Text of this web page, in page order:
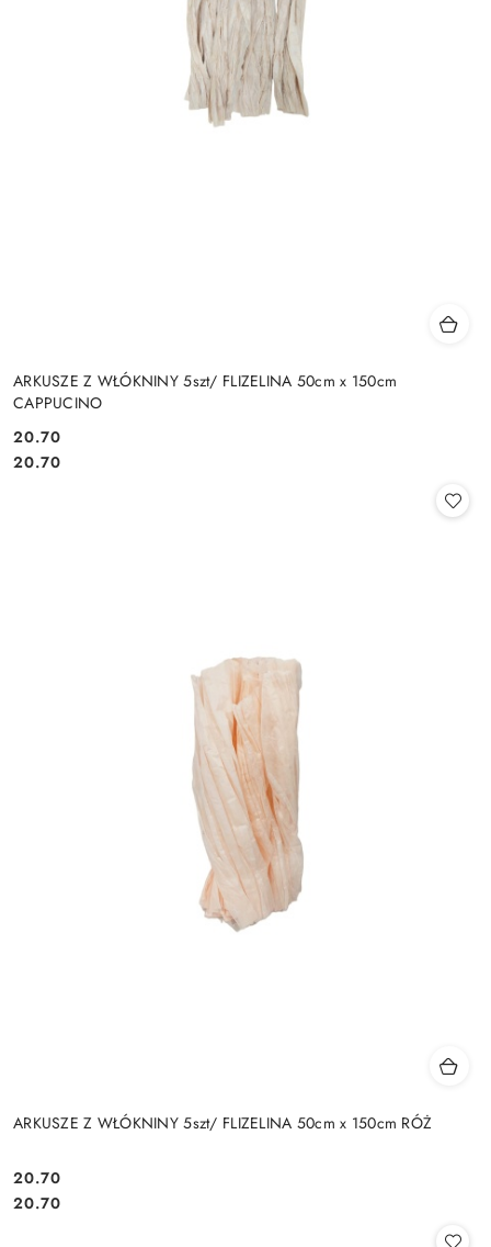
ARKUSZE Z WŁÓKNINY 5szt/ FLIZELINA 50cm x 150cm
CAPPUCINO
Cena:
20.70
Cena:
20.70
ARKUSZE Z WŁÓKNINY 5szt/ FLIZELINA 50cm x 150cm RÓŻ
Cena:
20.70
Cena:
20.70